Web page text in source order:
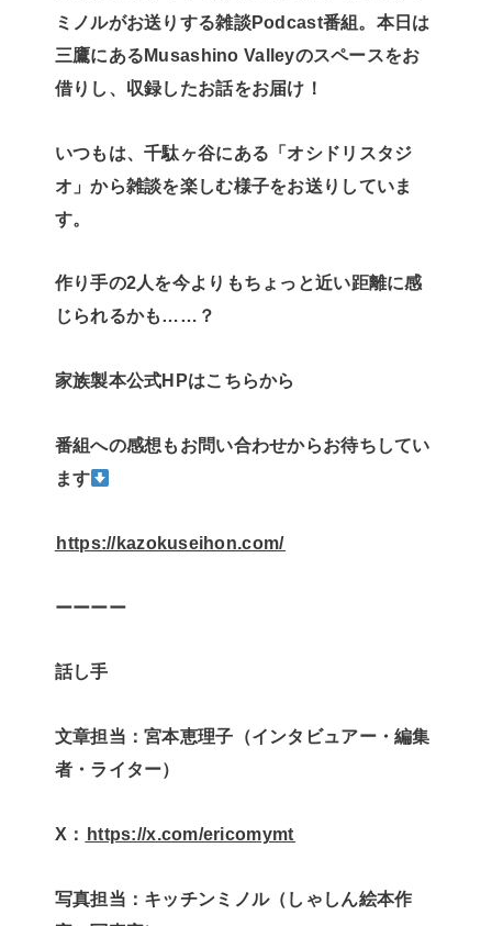
ミノルがお送りする雑談Podcast番組。本日は
三鷹にあるMusashino Valleyのスペースをお
借りし、収録したお話をお届け！
いつもは、千駄ヶ谷にある「オシドリスタジ
オ」から雑談を楽しむ様子をお送りしていま
す。
作り手の2人を今よりもちょっと近い距離に感
じられるかも……？
家族製本公式HPはこちらから
番組への感想もお問い合わせからお待ちしてい
ます
⁠⁠⁠⁠⁠⁠https://kazokuseihon.com/⁠⁠⁠⁠⁠⁠
ーーーー
話し手
文章担当：宮本恵理子（インタビュアー・編集
者・ライター）
X： ⁠⁠⁠⁠⁠⁠https://x.com/ericomymt⁠⁠⁠⁠⁠⁠
写真担当：キッチンミノル（しゃしん絵本作